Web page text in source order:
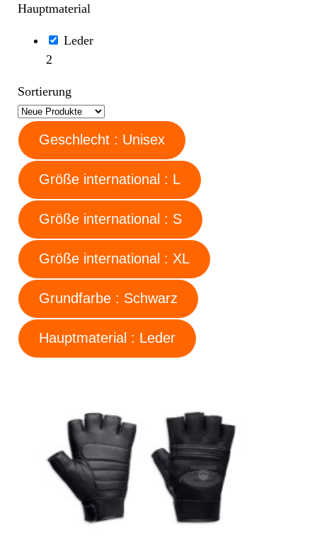
Hauptmaterial
Leder
2
Sortierung
Geschlecht : Unisex
Größe international : L
Größe international : S
Größe international : XL
Grundfarbe : Schwarz
Hauptmaterial : Leder